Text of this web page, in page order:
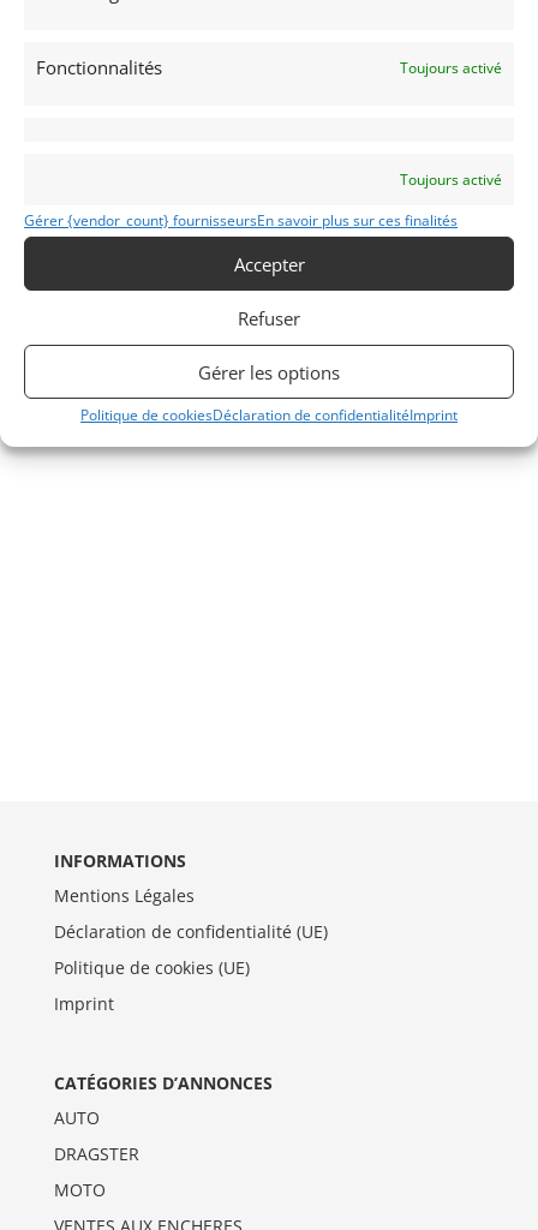
Fonctionnalités Toujours activé
Toujours activé
Gérer {vendor_count} fournisseursEn savoir plus sur ces finalités
Accepter
Refuser
Gérer les options
Politique de cookiesDéclaration de confidentialitéImprint
ISERNHAGEN (ALLEMAGNE)
Vends la Gumper Apollo ayant réalisé le temps de 7:11,57 sur
la Nordschliefe le 13/08/2009, soit le record du tour pour les
INFORMATIONS
Mentions Légales
Déclaration de confidentialité (UE)
Politique de cookies (UE)
Imprint
CATÉGORIES D’ANNONCES
AUTO
DRAGSTER
MOTO